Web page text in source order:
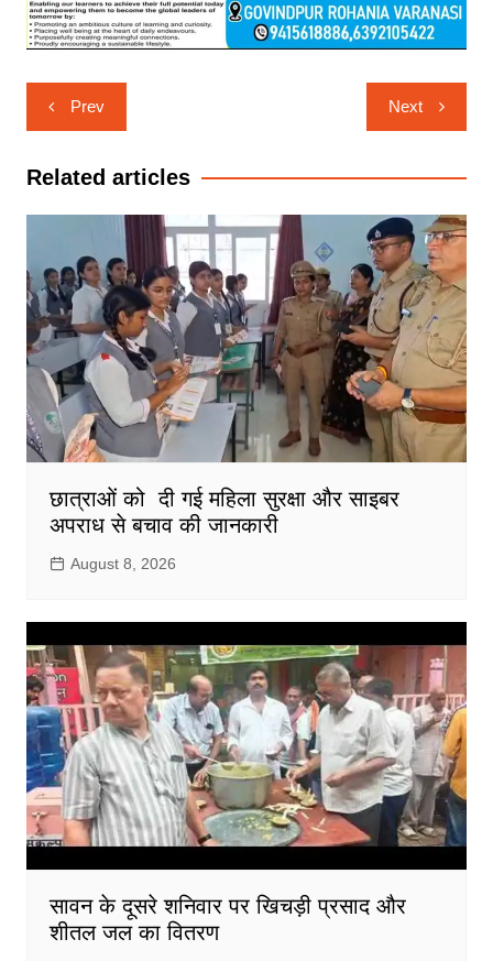
Post
navigation
Prev Next
Related articles
छात्राओं को दी गई महिला सुरक्षा और साइबर
अपराध से बचाव की जानकारी
August 8, 2026
सावन के दूसरे शनिवार पर खिचड़ी प्रसाद और
शीतल जल का वितरण